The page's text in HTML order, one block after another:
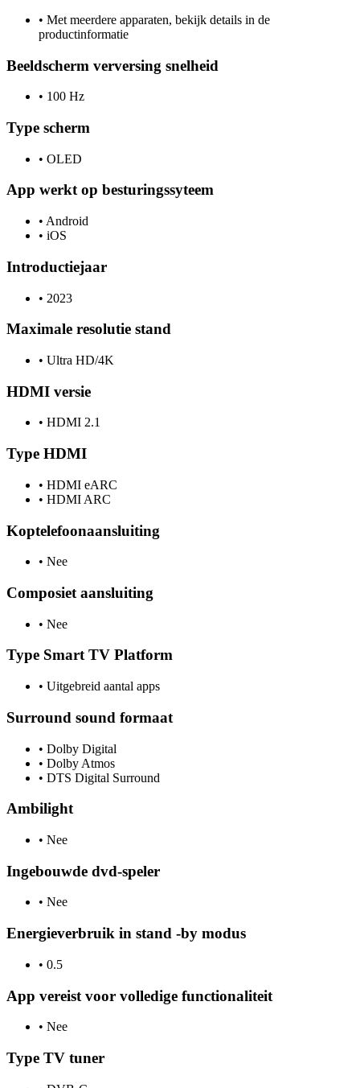
• Met meerdere apparaten, bekijk details in de
productinformatie
Beeldscherm verversing snelheid
• 100 Hz
Type scherm
• OLED
App werkt op besturingssyteem
• Android
• iOS
Introductiejaar
• 2023
Maximale resolutie stand
• Ultra HD/4K
HDMI versie
• HDMI 2.1
Type HDMI
• HDMI eARC
• HDMI ARC
Koptelefoonaansluiting
• Nee
Composiet aansluiting
• Nee
Type Smart TV Platform
• Uitgebreid aantal apps
Surround sound formaat
• Dolby Digital
• Dolby Atmos
• DTS Digital Surround
Ambilight
• Nee
Ingebouwde dvd-speler
• Nee
Energieverbruik in stand -by modus
• 0.5
App vereist voor volledige functionaliteit
• Nee
Type TV tuner